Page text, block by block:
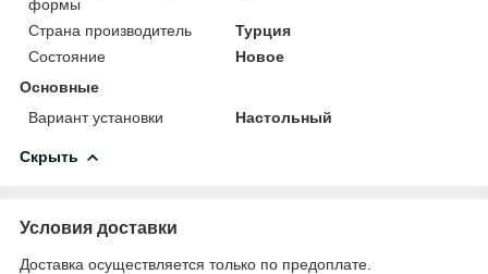
формы
Страна производитель
Турция
Состояние
Новое
Основные
Вариант установки
Настольный
Скрыть
Условия доставки
Доставка осуществляется только по предоплате.